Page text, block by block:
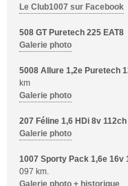
Le Club1007 sur Facebook
508 GT Puretech 225 EAT8
Galerie photo
5008 Allure 1,2e Puretech
km
Galerie photo
207 Féline 1,6 HDi 8v
Galerie photo
1007 Sporty Pack 1,6e 16v
097 km.
Galerie photo + historique